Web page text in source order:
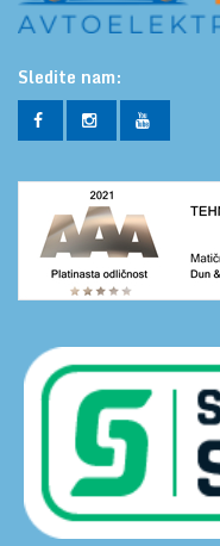
Sledite nam: